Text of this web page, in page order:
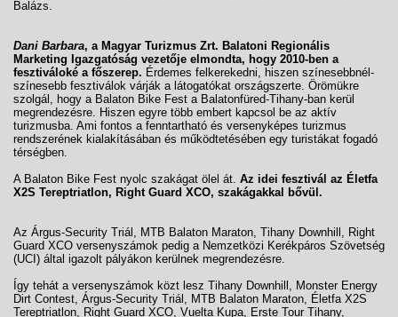
Balázs.
Dani Barbara, a Magyar Turizmus Zrt. Balatoni Regionális
Marketing Igazgatóság vezetője elmondta, hogy 2010-ben a
fesztiváloké a főszerep. Érdemes felkerekedni, hiszen színesebbnél-
színesebb fesztiválok várják a látogatókat országszerte. Örömükre
szolgál, hogy a Balaton Bike Fest a Balatonfüred-Tihany-ban kerül
megrendezésre. Hiszen egyre több embert kapcsol be az aktív
turizmusba. Ami fontos a fenntartható és versenyképes turizmus
rendszerének kialakításában és működtetésében egy turistákat fogadó
térségben.
A Balaton Bike Fest nyolc szakágat ölel át. Az idei fesztivál az Életfa
X2S Tereptriatlon, Right Guard XCO, szakágakkal bővül.
Az Árgus-Security Triál, MTB Balaton Maraton, Tihany Downhill, Right
Guard XCO versenyszámok pedig a Nemzetközi Kerékpáros Szövetség
(UCI) által igazolt pályákon kerülnek megrendezésre.
Így tehát a versenyszámok közt lesz Tihany Downhill, Monster Energy
Dirt Contest, Árgus-Security Triál, MTB Balaton Maraton, Életfa X2S
Tereptriatlon, Right Guard XCO, Vuelta Kupa, Erste Tour Tihany,